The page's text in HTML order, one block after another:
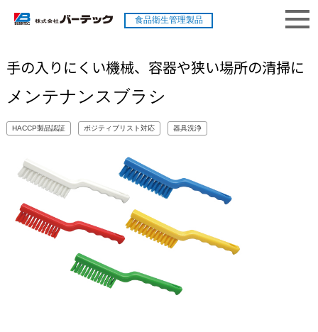
食品衛生管理製品
手の入りにくい機械、容器や狭い場所の清掃に
メンテナンスブラシ
HACCP製品認証 ポジティブリスト対応 器具洗浄